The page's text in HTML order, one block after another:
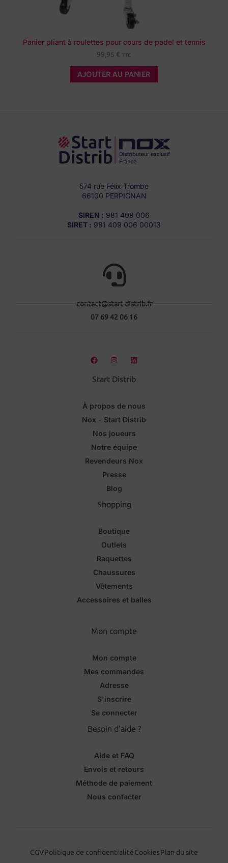
Panier pliant à roulettes pour cours de padel et tennis
99,95 € TTC
AJOUTER AU PANIER
574 rue Félix Trombe
66100 PERPIGNAN
SIREN : 981 409 006
SIRET : 981 409 006 00013
contact@start-distrib.fr
07 69 42 06 16
Start Distrib
À propos de nous
Nox - Start Distrib
Nos joueurs
Notre équipe
Revendeurs Nox
Presse
Blog
Shopping
Boutique
Outlets
Raquettes
Chaussures
Vêtements
Accessoires et balles
Mon compte
Mon compte
Mes commandes
Adresse
S'inscrire
Se connecter
Besoin d'aide ?
Aide et FAQ
Envois et retours
Méthode de paiement
Nous contacter
CGVPolitique de confidentialitéCookiesPlan du site